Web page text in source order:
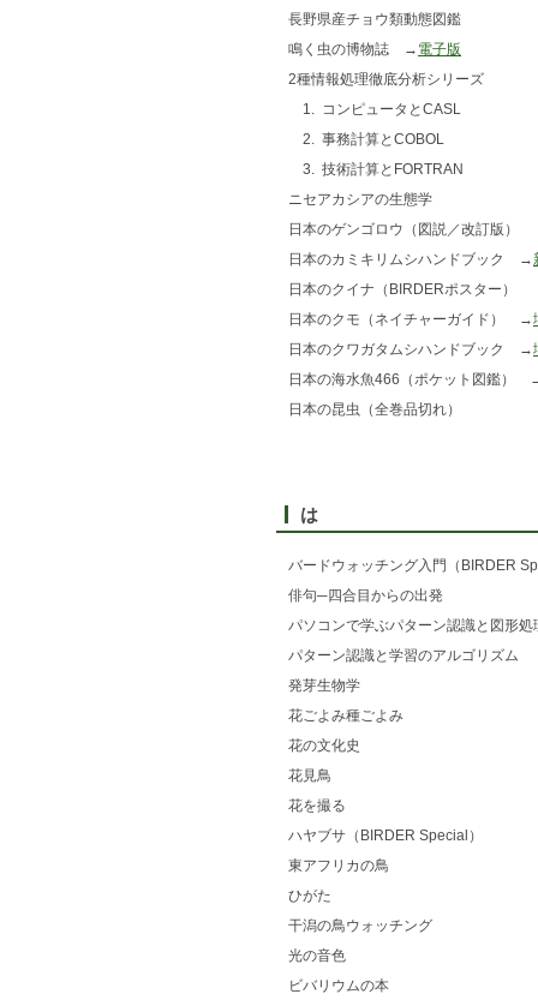
長野県産チョウ類動態図鑑
鳴く虫の博物誌 → 電子版
2種情報処理徹底分析シリーズ
1. コンピュータとCASL
2. 事務計算とCOBOL
3. 技術計算とFORTRAN
ニセアカシアの生態学
日本のゲンゴロウ（図説／改訂版）
日本のカミキリムシハンドブック →
日本のクイナ（BIRDERポスター）
日本のクモ（ネイチャーガイド） →
日本のクワガタムシハンドブック →
日本の海水魚466（ポケット図鑑）
日本の昆虫（全巻品切れ）
は
バードウォッチング入門（BIRDER
俳句─四合目からの出発
パソコンで学ぶパターン認識と図形処
パターン認識と学習のアルゴリズム
発芽生物学
花ごよみ種ごよみ
花の文化史
花見鳥
花を撮る
ハヤブサ（BIRDER Special）
東アフリカの鳥
ひがた
干潟の鳥ウォッチング
光の音色
ビバリウムの本